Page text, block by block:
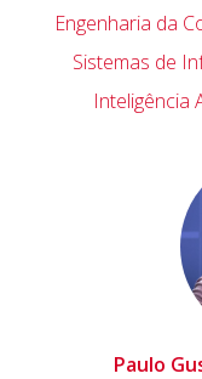
Engenharia da
Sistemas de
Inteligência
Paulo